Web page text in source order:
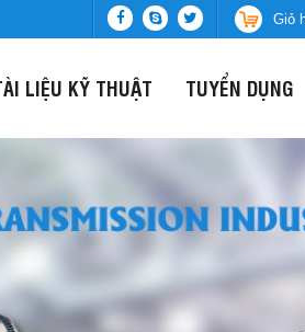
Giỏ
LIỆU KỸ THUẬT TUYỂN DỤNG